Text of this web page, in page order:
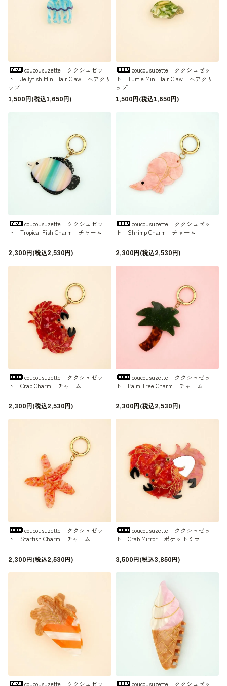
coucousuzette ククシュゼッ
ト Jellyfish Mini Hair Claw ヘアクリ
ップ
1,500円(税込1,650円)
coucousuzette ククシュゼッ
ト Turtle Mini Hair Claw ヘアクリ
ップ
1,500円(税込1,650円)
coucousuzette ククシュゼッ
ト Tropical Fish Charm チャーム
2,300円(税込2,530円)
coucousuzette ククシュゼッ
ト Shrimp Charm チャーム
2,300円(税込2,530円)
coucousuzette ククシュゼッ
ト Crab Charm チャーム
2,300円(税込2,530円)
coucousuzette ククシュゼッ
ト Palm Tree Charm チャーム
2,300円(税込2,530円)
coucousuzette ククシュゼッ
ト Starfish Charm チャーム
2,300円(税込2,530円)
coucousuzette ククシュゼッ
ト Crab Mirror ポケットミラー
3,500円(税込3,850円)
coucousuzette ククシュゼッ coucousuzette ククシュゼッ